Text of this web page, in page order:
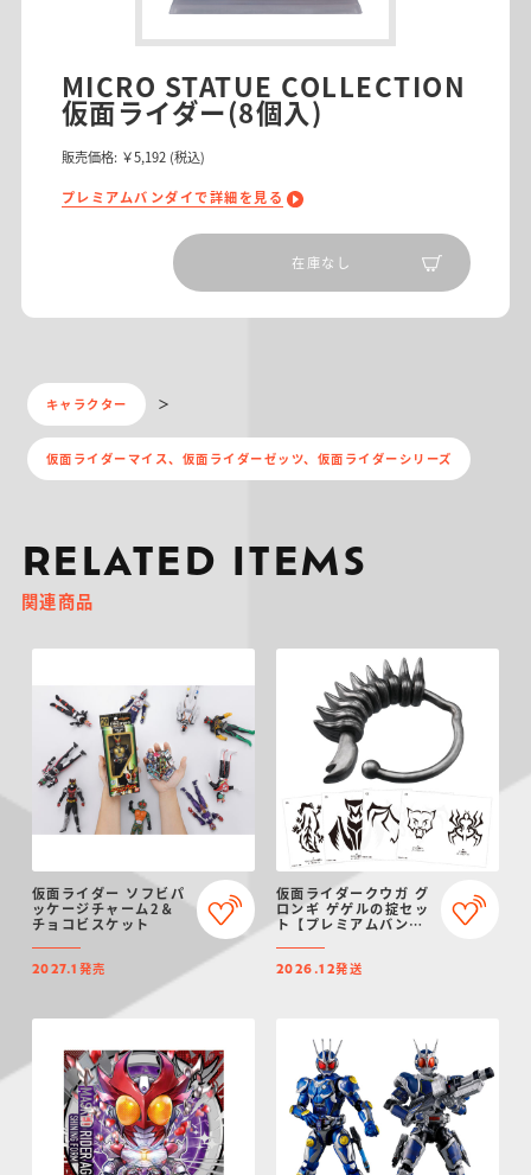
MICRO STATUE COLLECTION
仮面ライダー(8個入)
販売価格: ￥5,192 (税込)
プレミアムバンダイで詳細を見る
在庫なし
キャラクター
仮面ライダーマイス、仮面ライダーゼッツ、仮面ライダーシリーズ
RELATED ITEMS
関連商品
仮面ライダー ソフビパ
ッケージチャーム2＆
チョコビスケット
2027.1 発売
仮面ライダークウガ グ
ロンギ ゲゲルの掟セッ
ト【プレミアムバンダ
ル）
2026.12発送